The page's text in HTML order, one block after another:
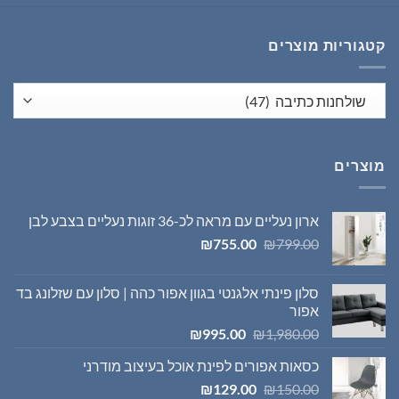
קטגוריות מוצרים
מוצרים
ארון נעליים עם מראה לכ-36 זוגות נעליים בצבע לבן
₪799.00
המחיר
₪799.00.
₪755.00
המחיר
₪755.00.
סלון פינתי אלגנטי בגוון אפור כהה | סלון עם שזלונג בד
אפור
₪1,980.00
המחיר
היה:
₪1,980.00.
₪995.00
המחיר
הוא:
כסאות אפורים לפינת אוכל בעיצוב מודרני
₪150.00
המחיר ₪129.00
המחיר